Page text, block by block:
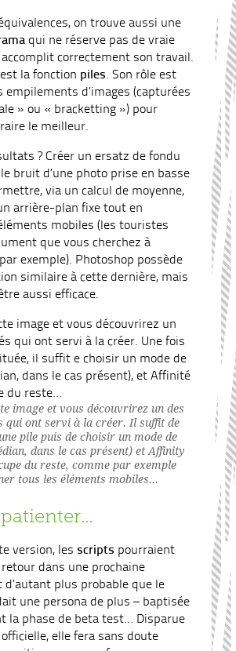
on trouve aussi une
qui ne réserve pas de vraie
correctement son travail.
la fonction piles . Son rôle est
empilements d’images (capturées
» ou « bracketting ») pour
le meilleur.
? Créer un ersatz de fondu
bruit d’une photo prise en basse
via un calcul de moyenne,
arrière-plan fixe tout en
mobiles (les touristes
que vous cherchez à
exemple). Photoshop possède
similaire à cette dernière, mais
aussi efficace.
image et vous découvrirez un des
qui ont servi à la créer. Il suffit de
pile puis de choisir un mode de
dans le cas présent) et Affinity
du reste, comme par exemple
tous les éléments mobiles…
version, lesscripts pourraient
dans une prochaine
d’autant plus probable que le
une persona de plus – baptisée
la phase de beta test… Disparue
elle fera sans doute